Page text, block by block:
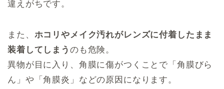
違えがちです。
また、 ホコリやメイク汚れがレンズに付着したまま
装着してしまう のも危険。
異物が目に入り、角膜に傷がつくことで「角膜びら
ん」や「角膜炎」などの原因になります。